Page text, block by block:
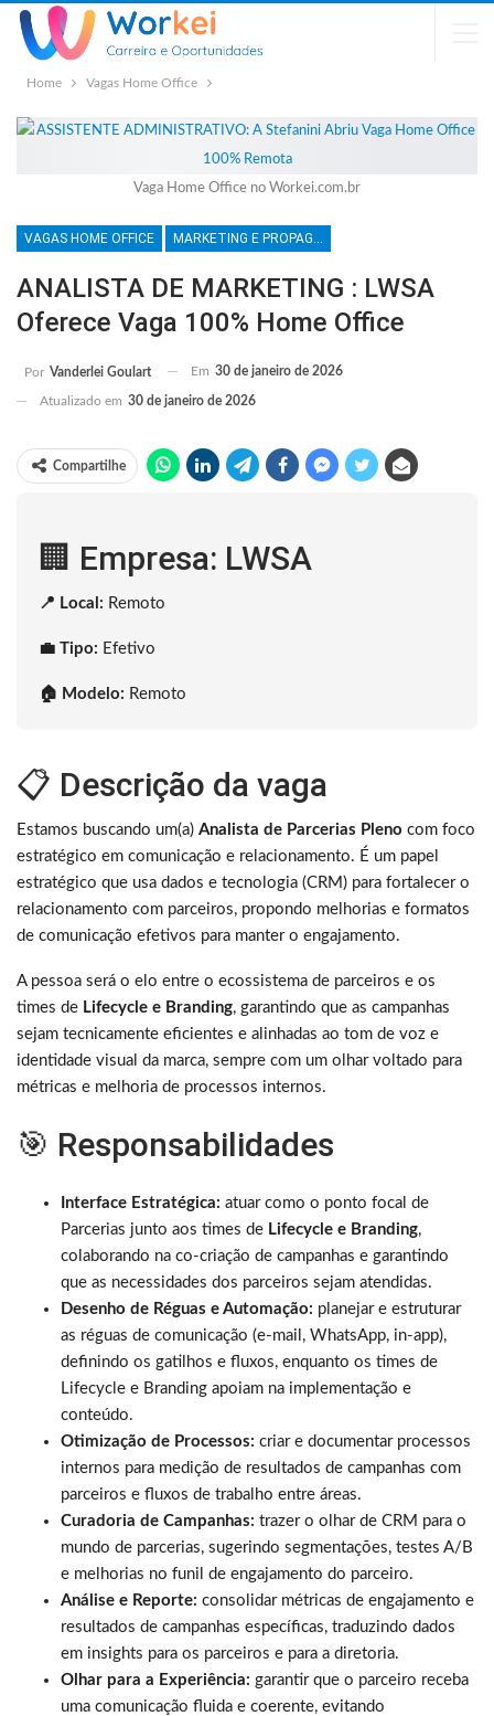
Home Vagas Home Office
Vaga Home Office no Workei.com.br
VAGAS HOME OFFICE MARKETING E PROPAGANDA
ANALISTA DE MARKETING : LWSA
Oferece Vaga 100% Home Office
Por Vanderlei Goulart Em 30 de janeiro de 2026
Atualizado em 30 de janeiro de 2026
Compartilhe
🏢 Empresa: LWSA
📍 Local: Remoto
💼 Tipo: Efetivo
🏠 Modelo: Remoto
📋 Descrição da vaga
Estamos buscando um(a) Analista de Parcerias Pleno com foco
estratégico em comunicação e relacionamento. É um papel
estratégico que usa dados e tecnologia (CRM) para fortalecer o
relacionamento com parceiros, propondo melhorias e formatos
de comunicação efetivos para manter o engajamento.
A pessoa será o elo entre o ecossistema de parceiros e os
times de Lifecycle e Branding, garantindo que as campanhas
sejam tecnicamente eficientes e alinhadas ao tom de voz e
identidade visual da marca, sempre com um olhar voltado para
métricas e melhoria de processos internos.
🎯 Responsabilidades
Interface Estratégica: atuar como o ponto focal de
Parcerias junto aos times de Lifecycle e Branding,
colaborando na co-criação de campanhas e garantindo
que as necessidades dos parceiros sejam atendidas.
Desenho de Réguas e Automação: planejar e estruturar
as réguas de comunicação (e-mail, WhatsApp, in-app),
definindo os gatilhos e fluxos, enquanto os times de
Lifecycle e Branding apoiam na implementação e
conteúdo.
Otimização de Processos: criar e documentar processos
internos para medição de resultados de campanhas com
parceiros e fluxos de trabalho entre áreas.
Curadoria de Campanhas: trazer o olhar de CRM para o
mundo de parcerias, sugerindo segmentações, testes A/B
e melhorias no funil de engajamento do parceiro.
Análise e Reporte: consolidar métricas de engajamento e
resultados de campanhas específicas, traduzindo dados
em insights para os parceiros e para a diretoria.
Olhar para a Experiência: garantir que o parceiro receba
uma comunicação fluida e coerente, evitando